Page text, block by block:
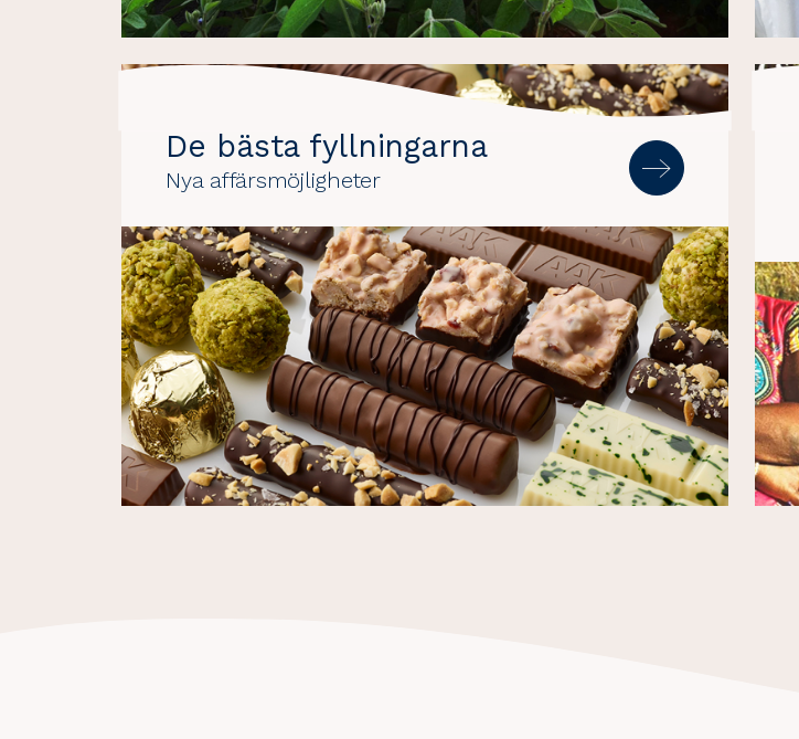
De bästa fyllningarna
Nya affärsmöjligheter